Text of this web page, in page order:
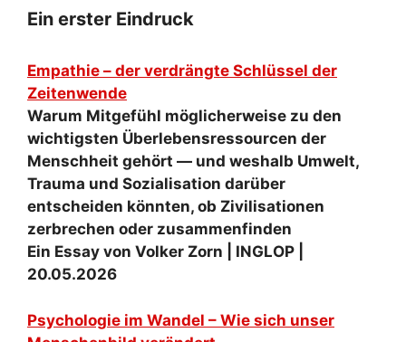
Ein erster Eindruck
Empathie – der verdrängte Schlüssel der
Zeitenwende
Warum Mitgefühl möglicherweise zu den
wichtigsten Überlebensressourcen der
Menschheit gehört — und weshalb Umwelt,
Trauma und Sozialisation darüber
entscheiden könnten, ob Zivilisationen
zerbrechen oder zusammenfinden
Ein Essay von Volker Zorn | INGLOP |
20.05.2026
Psychologie im Wandel – Wie sich unser